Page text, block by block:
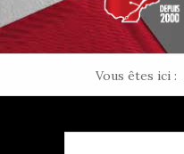
Vous êtes ici :